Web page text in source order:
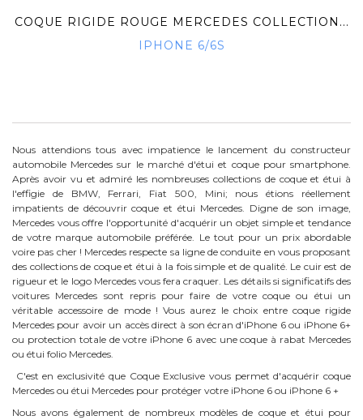
COQUE RIGIDE ROUGE MERCEDES COLLECTION...
IPHONE 6/6S
Nous attendions tous avec impatience le lancement du constructeur
automobile Mercedes sur le marché d'étui et coque pour smartphone.
Après avoir vu et admiré les nombreuses collections de coque et étui à
l'effigie de BMW, Ferrari, Fiat 500, Mini; nous étions réellement
impatients de découvrir coque et étui Mercedes. Digne de son image,
Mercedes vous offre l'opportunité d'acquérir un objet simple et tendance
de votre marque automobile préférée. Le tout pour un prix abordable
voire pas cher ! Mercedes respecte sa ligne de conduite en vous proposant
des collections de coque et étui à la fois simple et de qualité. Le cuir est de
rigueur et le logo Mercedes vous fera craquer. Les détails si significatifs des
voitures Mercedes sont repris pour faire de votre coque ou étui un
véritable accessoire de mode ! Vous aurez le choix entre coque rigide
Mercedes pour avoir un accès direct à son écran d'iPhone 6 ou iPhone 6+
ou protection totale de votre iPhone 6 avec une coque à rabat Mercedes
ou étui folio Mercedes.
C'est en exclusivité que Coque Exclusive vous permet d'acquérir coque
Mercedes ou étui Mercedes pour protéger votre iPhone 6 ou iPhone 6 +
Nous avons également de nombreux modèles de coque et étui pour